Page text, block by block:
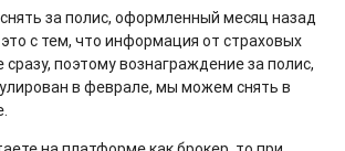
за полис, оформленный месяц назад
с тем, что информация от страховых
сразу, поэтому вознаграждение за полис,
в феврале, мы можем снять в